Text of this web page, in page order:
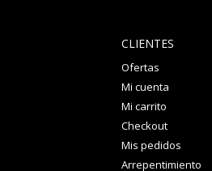
CLIENTES
Ofertas
Mi cuenta
Mi carrito
Checkout
Mis pedidos
Arrepentimiento